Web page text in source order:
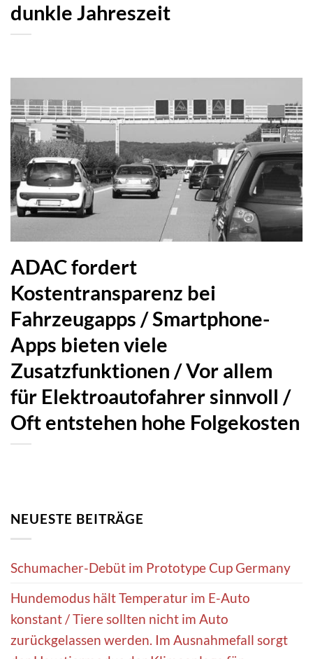
dunkle Jahreszeit
ADAC fordert
Kostentransparenz bei
Fahrzeugapps / Smartphone-
Apps bieten viele
Zusatzfunktionen / Vor allem
für Elektroautofahrer sinnvoll /
Oft entstehen hohe Folgekosten
NEUESTE BEITRÄGE
Schumacher-Debüt im Prototype Cup Germany
Hundemodus hält Temperatur im E-Auto
konstant / Tiere sollten nicht im Auto
zurückgelassen werden. Im Ausnahmefall sorgt